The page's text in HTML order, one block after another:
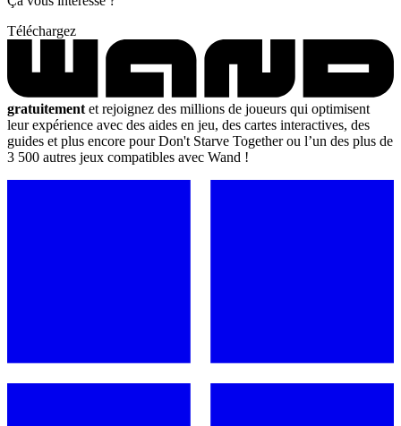
Téléchargez
gratuitement et rejoignez des millions de joueurs qui optimisent
leur expérience avec des aides en jeu, des cartes interactives, des
guides et plus encore pour Don't Starve Together ou l’un des plus de
3 500 autres jeux compatibles avec Wand !